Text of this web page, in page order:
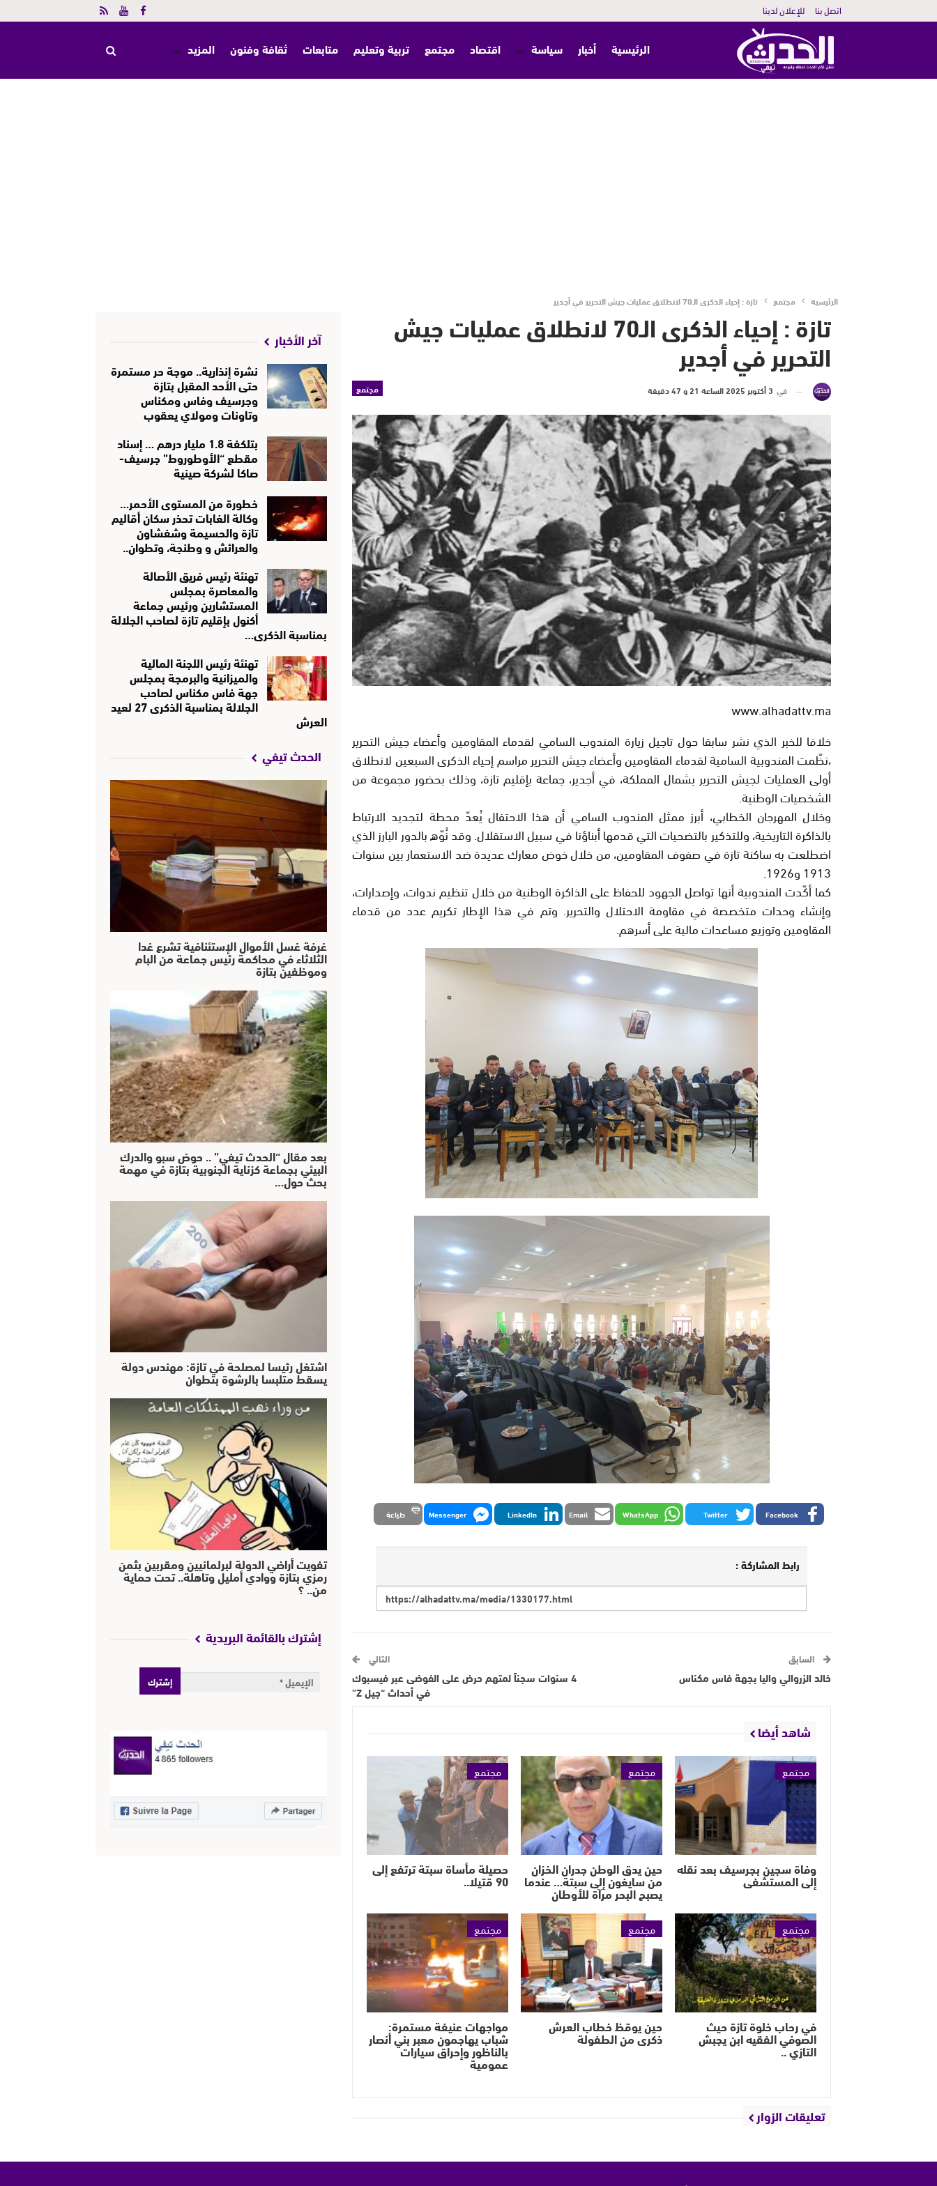
اتصل بنا للإعلان لدينا
الرئيسية أخبار سياسة اقتصاد مجتمع تربية وتعليم متابعات ثقافة وفنون المزيد
الرئيسية مجتمع تازة : إحياء الذكرى الـ70 لانطلاق عمليات جيش التحرير في أجدير
تازة : إحياء الذكرى الـ70 لانطلاق عمليات جيش
التحرير في أجدير
مجتمع في 3 أكتوبر 2025 الساعة 21 و 47 دقيقة
www.alhadattv.ma
خلافا للخبر الذي نشر سابقا حول تاجيل زيارة المندوب السامي لقدماء المقاومين وأعضاء جيش التحرير
،نظّمت المندوبية السامية لقدماء المقاومين وأعضاء جيش التحرير مراسم إحياء الذكرى السبعين لانطلاق
أولى العمليات لجيش التحرير بشمال المملكة، في أجدير، جماعة بإقليم تازة، وذلك بحضور مجموعة من
الشخصيات الوطنية.
وخلال المهرجان الخطابي، أبرز ممثل المندوب السامي أن هذا الاحتفال يُعدّ محطة لتجديد الارتباط
بالذاكرة التاريخية، وللتذكير بالتضحيات التي قدمها أبناؤنا في سبيل الاستقلال. وقد نُوّه بالدور البارز الذي
اضطلعت به ساكنة تازة في صفوف المقاومين، من خلال خوض معارك عديدة ضد الاستعمار بين سنوات
1913 و1926.
كما أكّدت المندوبية أنها تواصل الجهود للحفاظ على الذاكرة الوطنية من خلال تنظيم ندوات، وإصدارات،
وإنشاء وحدات متخصصة في مقاومة الاحتلال والتحرير. وتم في هذا الإطار تكريم عدد من قدماء
المقاومين وتوزيع مساعدات مالية على أسرهم.
Facebook
Twitter
WhatsApp
Email
LinkedIn
Messenger طباعة
رابط المشاركة :
السابق
خالد الزروالي واليا بجهة فاس مكناس
التالي
4 سنوات سجناً لمتهم حرض على الفوضى عبر فيسبوك
في أحداث “جيل Z”
شاهد أيضا
مجتمع
وفاة سجين بجرسيف بعد نقله
إلى المستشفى
مجتمع
حين يدق الوطن جدران الخزان
من سايغون إلى سبتة… عندما
يصبح البحر مرآة للأوطان
مجتمع
حصيلة مأساة سبتة ترتفع إلى
90 قتيلا..
مجتمع
في رحاب خلوة تازة حيث
الصوفي الفقيه ابن يجبش
التازي ..
مجتمع
حين يوقظ خطاب العرش
ذكرى من الطفولة
مجتمع
مواجهات عنيفة مستمرة:
شباب يهاجمون معبر بني أنصار
بالناظور وإحراق سيارات
عمومية
تعليقات الزوار
آخر الأخبار
نشرة إنذارية.. موجة حر مستمرة
حتى الأحد المقبل بتازة
وجرسيف وفاس ومكناس
وتاونات ومولاي يعقوب
بتلكفة 1.8 مليار درهم … إسناد
مقطع “الأوطوروط” جرسيف-
صاكا لشركة صينية
خطورة من المستوى الأحمر…
وكالة الغابات تحذر سكان أقاليم
تازة والحسيمة وشفشاون
والعرائش و وطنجة، وتطوان..
تهنئة رئيس فريق الأصالة
والمعاصرة بمجلس
المستشارين ورئيس جماعة
أكنول بإقليم تازة لصاحب الجلالة
بمناسبة الذكرى…
تهنئة رئيس اللجنة المالية
والميزانية والبرمجة بمجلس
جهة فاس مكناس لصاحب
الجلالة بمناسبة الذكرى 27 لعيد
العرش
الحدث تيفي
غرفة غسل الأموال الإستئنافية تشرع غدا
الثلاثاء في محاكمة رئيس جماعة من البام
وموظفين بتازة
بعد مقال “الحدث تيفي” .. حوض سبو والدرك
البيئي بجماعة كزناية الجنوبية بتازة في مهمة
بحث حول…
اشتغل رئيسا لمصلحة في تازة: مهندس دولة
يسقط متلبسا بالرشوة بتطوان
تفويت أراضي الدولة لبرلمانيين ومقربين بثمن
رمزي بتازة ووادي أمليل وتاهلة.. تحت حماية
من.. ؟
إشترك بالقائمة البريدية